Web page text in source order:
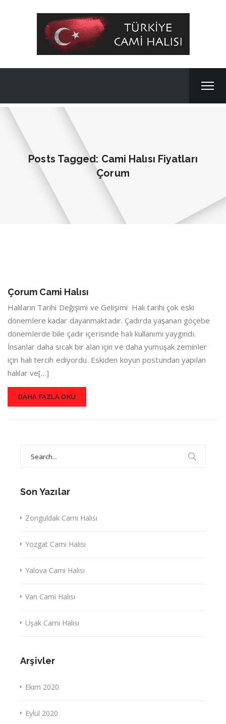
Posts Tagged: Cami Halısı Fiyatları
Çorum
Çorum Cami Halısı
Halıların Tarihi Değişimi ve Gelişimi Halı tarihi çok eski
dönemlere kadar dayanmaktadır. Çadırda yaşanan göçebe
dönemlerde bile çadır içerisinde halı kullanımı yaygındı.
İnsanlar daha sıcak bir alan için ve daha yumuşak zeminler
için halı tercih ediyordu. Eskiden koyun postundan yapılan
halılar ve[…]
DAHA FAZLA OKU
Son Yazılar
Zonguldak Cami Halısı
Yozgat Cami Halısı
Yalova Cami Halısı
Van Cami Halısı
Uşak Cami Halısı
Arşivler
Ekim 2020
Eylül 2020